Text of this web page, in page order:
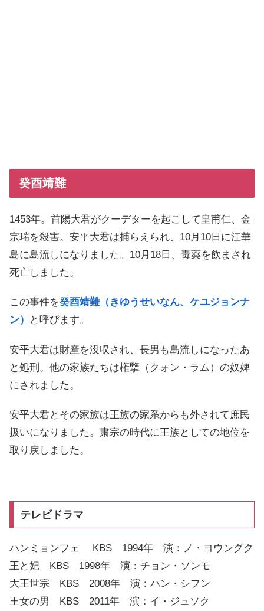
癸酉靖難
1453年。首陽大君がクーデターを起こして皇甫仁、金
宗瑞を殺害。安平大君は捕らえられ、10月10日に江華
島に島流しになりました。10月18日、毒薬を飲まされ
死亡しました。
この事件を癸酉靖難（きゆうせいなん、ケユジョンナ
ン）
と呼びます。
安平大君は財産を没収され、長男も島流しになったあ
と処刑。他の家族たちは権擥（クォン・ラム）の奴婢
にされました。
安平大君とその家族は王族の家系からも外されて庶民
扱いになりました。粛宗の時代に王族としての地位を
取り戻しました。
テレビドラマ
ハンミョンフェ KBS 1994年 演：ノ・ヨウングク
王と妃 KBS 1998年 演：チョン・ソンモ
大王世宗 KBS 2008年 演：ハン・シフン
王女の男 KBS 2011年 演：イ・ジュソク